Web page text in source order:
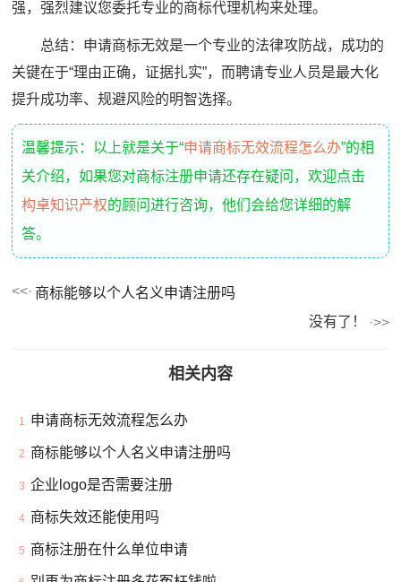
强，强烈建议您委托专业的商标代理机构来处理。
总结：申请商标无效是一个专业的法律攻防战，成功的
关键在于“理由正确，证据扎实”，而聘请专业人员是最大化
提升成功率、规避风险的明智选择。
温馨提示：以上就是关于“申请商标无效流程怎么办”的相
关介绍，如果您对商标注册申请还存在疑问，欢迎点击
构卓知识产权的顾问进行咨询，他们会给您详细的解
答。
商标能够以个人名义申请注册吗
没有了！
相关内容
1 申请商标无效流程怎么办
2 商标能够以个人名义申请注册吗
3 企业logo是否需要注册
4 商标失效还能使用吗
5 商标注册在什么单位申请